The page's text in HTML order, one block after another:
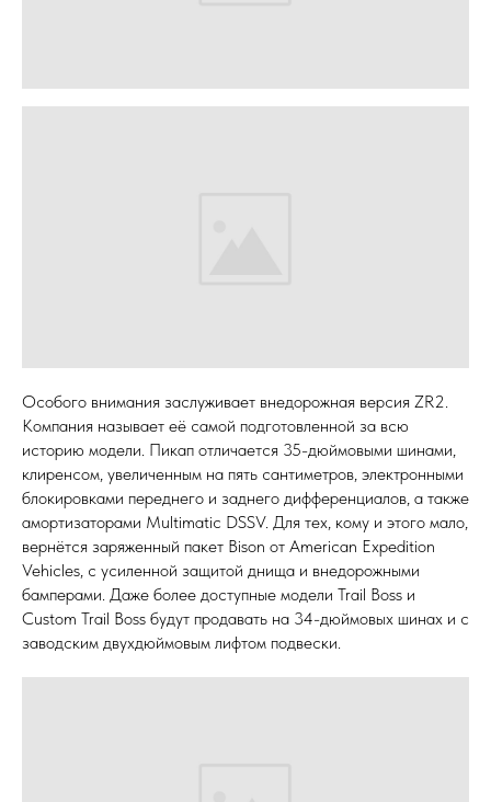
Особого внимания заслуживает внедорожная версия ZR2.
Компания называет её самой подготовленной за всю
историю модели. Пикап отличается 35-дюймовыми шинами,
клиренсом, увеличенным на пять сантиметров, электронными
блокировками переднего и заднего дифференциалов, а также
амортизаторами Multimatic DSSV. Для тех, кому и этого мало,
вернётся заряженный пакет Bison от American Expedition
Vehicles, с усиленной защитой днища и внедорожными
бамперами. Даже более доступные модели Trail Boss и
Custom Trail Boss будут продавать на 34-дюймовых шинах и с
заводским двухдюймовым лифтом подвески.